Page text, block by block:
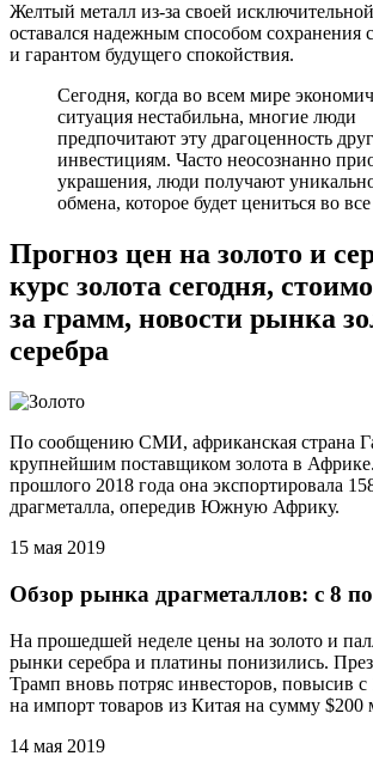
Желтый металл из-за своей
оставался надежным способом сохранения
и гарантом будущего спокойствия.
Сегодня, когда во всем мире
ситуация нестабильна, многие люди
предпочитают эту драгоценность
инвестициям. Часто неосознанно
украшения, люди получают
обмена, которое будет цениться во
Прогноз цен на золото и
курс золота сегодня,
за грамм, новости рынка
серебра
По сообщению СМИ, африканская страна
крупнейшим поставщиком золота в
прошлого 2018 года она экспортировала
драгметалла, опередив Южную Африку.
15 мая 2019
Обзор рынка драгметаллов: с 8
На прошедшей неделе цены на золото и
рынки серебра и платины понизились.
Трамп вновь потряс инвесторов, повысив
на импорт товаров из Китая на сумму $200
14 мая 2019